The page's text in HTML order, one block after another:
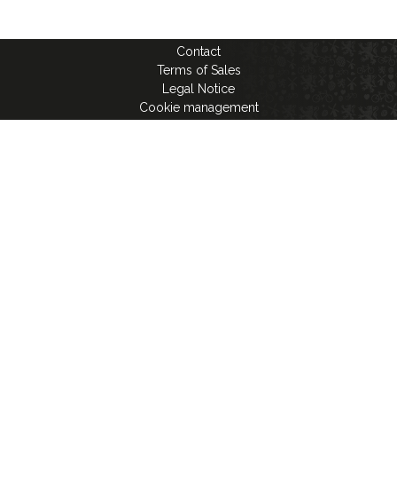
Contact
Terms of Sales
Legal Notice
Cookie management